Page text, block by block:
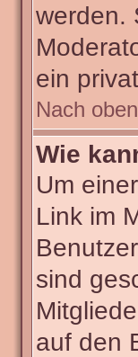
werden.
ein
Nach oben
Wie
Um
Link im
sind
auf den